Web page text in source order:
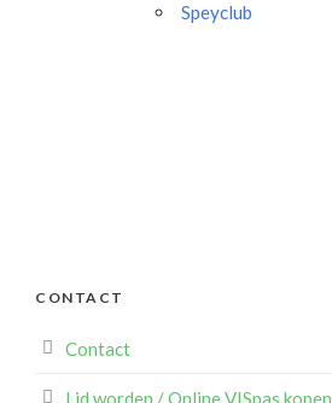
Speyclub
CONTACT
Contact
Lid worden / Online VISpas kopen